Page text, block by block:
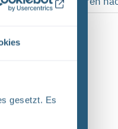
gesetzt. Es